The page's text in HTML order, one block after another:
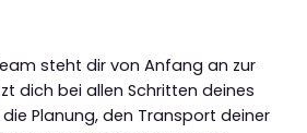
steht dir von Anfang an zur
dich bei allen Schritten deines
Planung, den Transport deiner